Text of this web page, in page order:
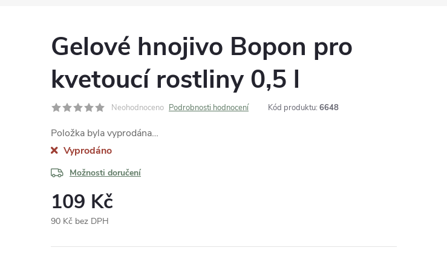
Gelové hnojivo Bopon pro
kvetoucí rostliny 0,5 l
Neohodnoceno Podrobnosti hodnocení Kód produktu: 6648
Položka byla vyprodána…
Vyprodáno
Možnosti doručení
109 Kč
90 Kč bez DPH
cena: